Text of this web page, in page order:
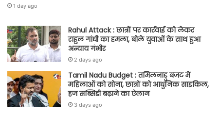
1 day ago
Rahul Attack : छात्रों पर कार्रवाई को लेकर
राहुल गांधी का हमला, बोले युवाओं के साथ हुआ
अन्याय गंभीर
2 days ago
Tamil Nadu Budget : तमिलनाडु बजट में
महिलाओं को सोना, छात्रों को आधुनिक साइकिल,
हज सब्सिडी बढ़ाने का ऐलान
3 days ago